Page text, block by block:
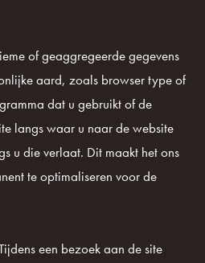
of geaggregeerde gegevens
aard, zoals browser type of
dat u gebruikt of de
langs waar u naar de website
u die verlaat. Dit maakt het ons
te optimaliseren voor de
een bezoek aan de site